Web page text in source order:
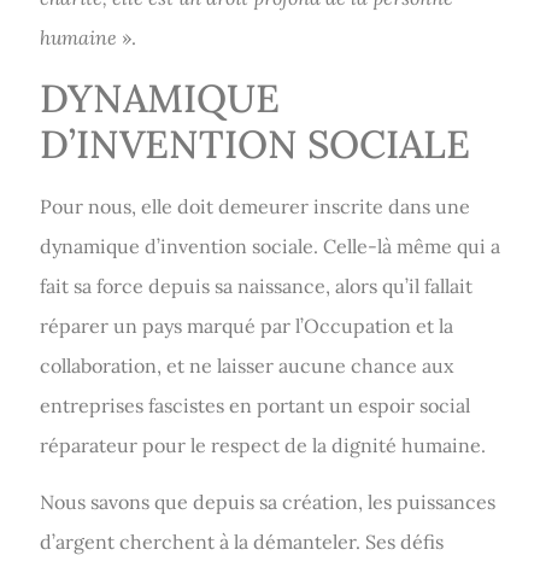
humaine ».
DYNAMIQUE
D’INVENTION SOCIALE
Pour nous, elle doit demeurer inscrite dans une
dynamique d’invention sociale. Celle-là même qui a
fait sa force depuis sa naissance, alors qu’il fallait
réparer un pays marqué par l’Occupation et la
collaboration, et ne laisser aucune chance aux
entreprises fascistes en portant un espoir social
réparateur pour le respect de la dignité humaine.
Nous savons que depuis sa création, les puissances
d’argent cherchent à la démanteler. Ses défis